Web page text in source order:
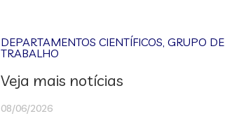
DEPARTAMENTOS CIENTÍFICOS,GRUPO DE
TRABALHO
Veja mais notícias
08/06/2026